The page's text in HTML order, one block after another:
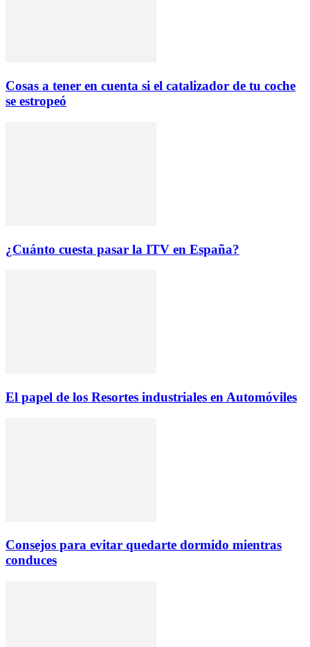
Cosas a tener en cuenta si el catalizador de tu coche
se estropeó
¿Cuánto cuesta pasar la ITV en España?
El papel de los Resortes industriales en Automóviles
Consejos para evitar quedarte dormido mientras
conduces